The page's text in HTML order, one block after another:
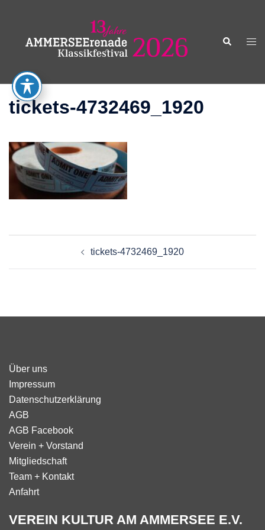
springen
Suche
tickets-4732469_1920
tickets-4732469_1920
Über uns
Impressum
Datenschutzerklärung
AGB
AGB Facebook
Verein + Vorstand
Mitgliedschaft
Team + Kontakt
Anfahrt
VEREIN KULTUR AM AMMERSEE E.V.